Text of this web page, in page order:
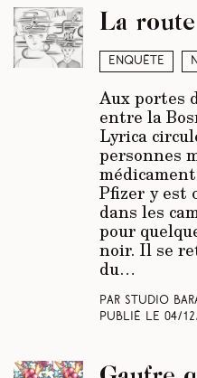
Enquête
La
Aux portes
entre la
Lyrica
personnes
Pfizer y est
dans les
pour
noir. Il se
du…
Par Studio
Publié le 04/